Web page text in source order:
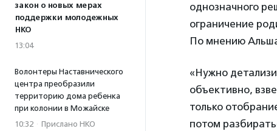
закон о новых мерах
поддержки молодежных
НКО
13:04
Волонтеры Наставнического
центра преобразили
территорию дома ребенка
при колонии в Можайске
10:32 · Прислано НКО
однозначного
ограничение
По мнению
«Нужно
объективно,
только
потом